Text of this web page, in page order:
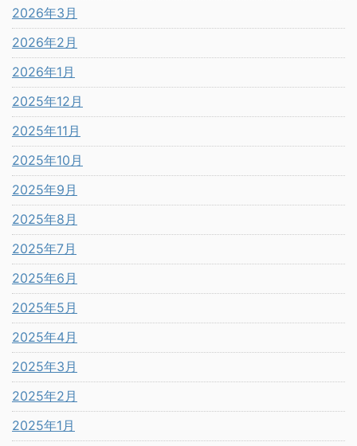
2026年3月
2026年2月
2026年1月
2025年12月
2025年11月
2025年10月
2025年9月
2025年8月
2025年7月
2025年6月
2025年5月
2025年4月
2025年3月
2025年2月
2025年1月